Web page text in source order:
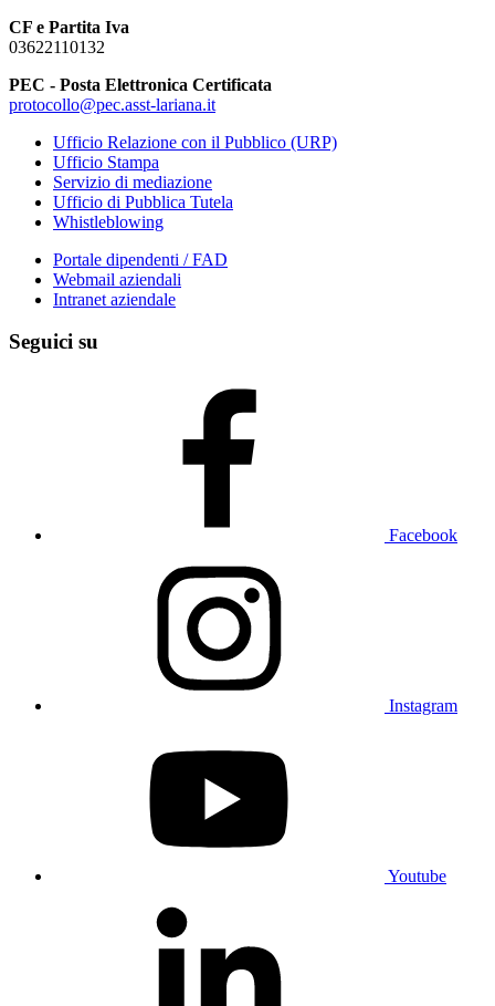
CF e Partita Iva
03622110132
PEC - Posta Elettronica Certificata
protocollo@pec.asst-lariana.it
Ufficio Relazione con il Pubblico (URP)
Ufficio Stampa
Servizio di mediazione
Ufficio di Pubblica Tutela
Whistleblowing
Portale dipendenti / FAD
Webmail aziendali
Intranet aziendale
Seguici su
Facebook
Instagram
Youtube